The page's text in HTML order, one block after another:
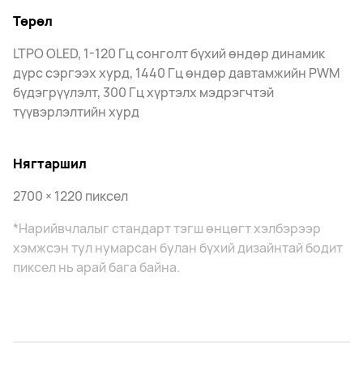
Төрөл
LTPO OLED, 1-120 Гц сонголт бүхий өндөр динамик
дүрс сэргээх хурд, 1440 Гц өндөр давтамжийн PWM
бүдэгрүүлэлт, 300 Гц хүртэлх мэдрэгчтэй
түүвэрлэлтийн хурд
Нягтаршил
2700 × 1220 пиксел
*Нарийвчлалыг стандарт тэгш өнцөгт хэлбэрээр
хэмжсэн тул нумарсан булан бүхий дизайнтай бодит
пиксел нь арай бага байна.